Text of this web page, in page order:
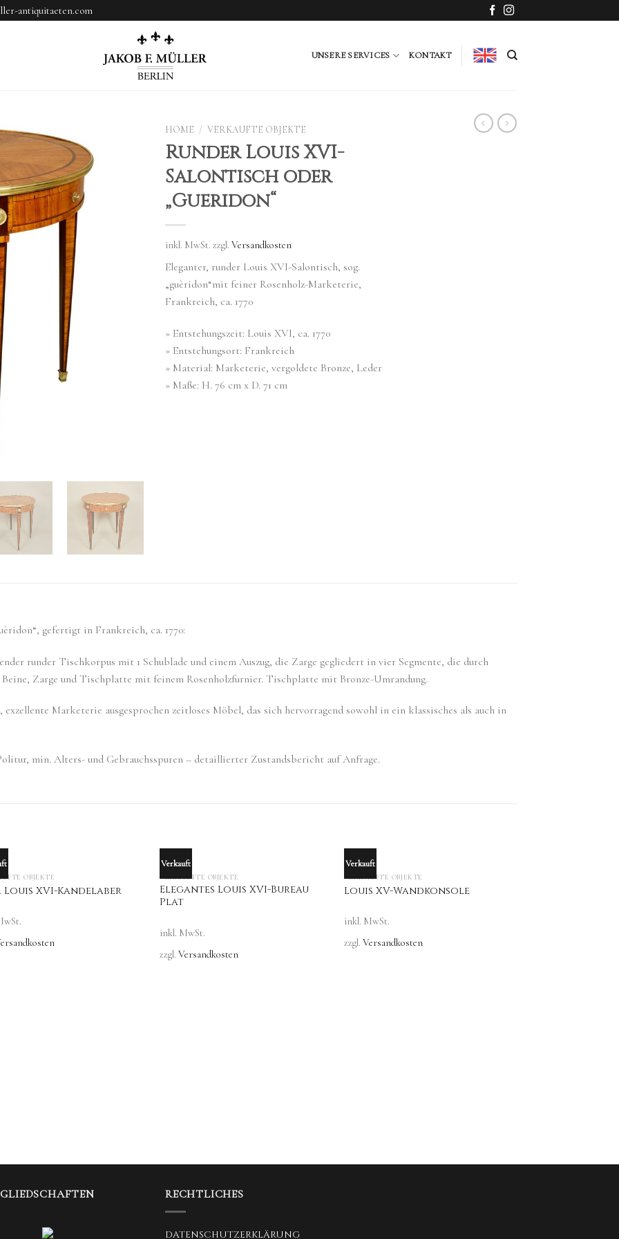
antiquitaeten.com
UNSERE SERVICES KONTAKT
HOME / VERKAUFTE OBJEKTE
Runder Louis XVI-
Salontisch oder
„Gueridon“
inkl. MwSt. zzgl. Versandkosten
Eleganter, runder Louis XVI-Salontisch, sog.
„guèridon“mit feiner Rosenholz-Marketerie,
Frankreich, ca. 1770
» Entstehungszeit: Louis XVI, ca. 1770
» Entstehungsort: Frankreich
» Material: Marketerie, vergoldete Bronze, Leder
» Maße: H. 76 cm x D. 71 cm
gefertigt in Frankreich, ca. 1770:
runder Tischkorpus mit 1 Schublade und einem Auszug, die Zarge gegliedert in vier Segmente, die durch
Zarge und Tischplatte mit feinem Rosenholzfurnier. Tischplatte mit Bronze-Umrandung.
Marketerie ausgesprochen zeitloses Möbel, das sich hervorragend sowohl in ein klassisches als auch in
min. Alters- und Gebrauchsspuren – detaillierter Zustandsbericht auf Anfrage.
OUT OF STOCK
OBJEKTE
Louis XVI-Kandelaber
Verkauft
OUT OF STOCK
VERKAUFTE OBJEKTE
Elegantes Louis XVI-Bureau
Plat
inkl. MwSt.
zzgl.Versandkosten
Verkauft
OUT OF STOCK
VERKAUFTE OBJEKTE
Louis XV-Wandkonsole
inkl. MwSt.
zzgl. Versandkosten
RECHTLICHES
DATENSCHUTZERKLÄRUNG